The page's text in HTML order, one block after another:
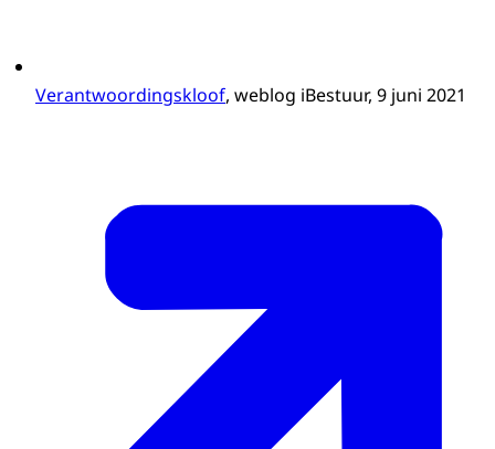
Verantwoordingskloof, weblog iBestuur, 9 juni 2021